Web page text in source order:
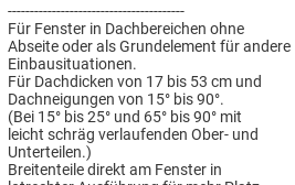
----------------------------------------
Für Fenster in Dachbereichen ohne
Abseite oder als Grundelement für andere
Einbausituationen.
Für Dachdicken von 17 bis 53 cm und
Dachneigungen von 15° bis 90°.
(Bei 15° bis 25° und 65° bis 90° mit
leicht schräg verlaufenden Ober- und
Unterteilen.)
Breitenteile direkt am Fenster in